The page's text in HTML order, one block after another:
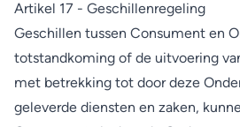
Artikel 17 - Geschillenregeling
Geschillen tussen Consument en
totstand­koming of de uitvoering
met betrekking tot door deze
geleverde diensten en zaken,